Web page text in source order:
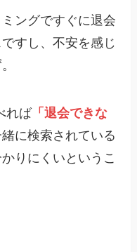
ングですぐに退会
すし、不安を感じ
れば「退会できな
に検索されている
りにくいというこ